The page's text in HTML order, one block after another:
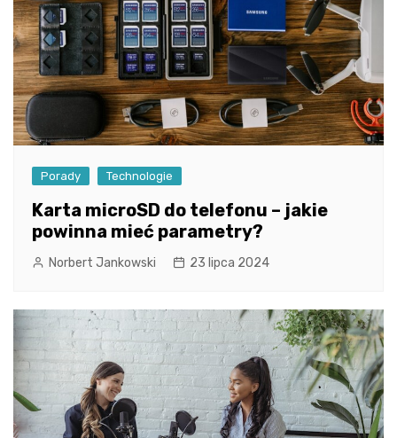
Porady Technologie
Karta microSD do telefonu – jakie
powinna mieć parametry?
Norbert Jankowski 23 lipca 2024